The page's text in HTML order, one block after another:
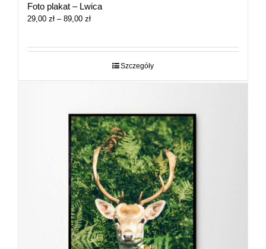
Foto plakat – Lwica
29,00 zł – 89,00 złZakres
29,00 zł
Szczegóły